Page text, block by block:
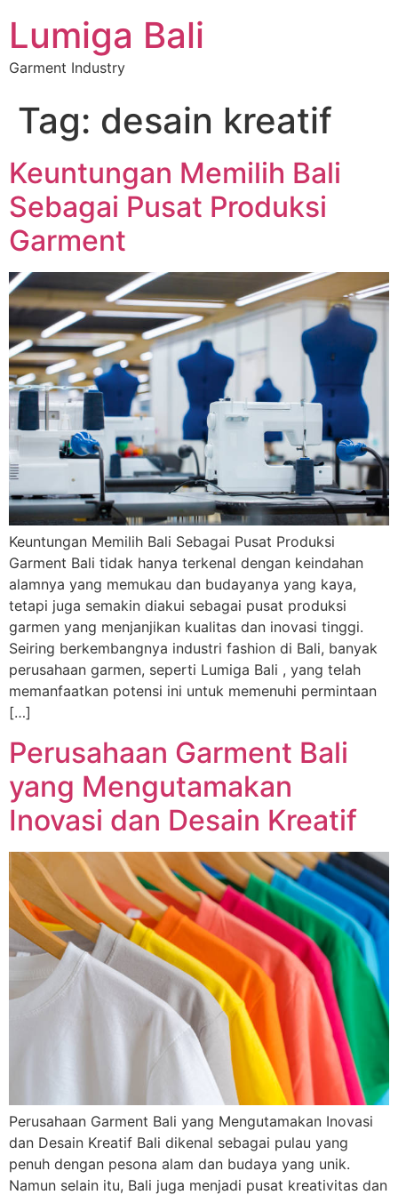
Lumiga Bali
Garment Industry
Tag: desain kreatif
Keuntungan Memilih Bali
Sebagai Pusat Produksi
Garment
Keuntungan Memilih Bali Sebagai Pusat Produksi
Garment Bali tidak hanya terkenal dengan keindahan
alamnya yang memukau dan budayanya yang kaya,
tetapi juga semakin diakui sebagai pusat produksi
garmen yang menjanjikan kualitas dan inovasi tinggi.
Seiring berkembangnya industri fashion di Bali, banyak
perusahaan garmen, seperti Lumiga Bali , yang telah
memanfaatkan potensi ini untuk memenuhi permintaan
[…]
Perusahaan Garment Bali
yang Mengutamakan
Inovasi dan Desain Kreatif
Perusahaan Garment Bali yang Mengutamakan Inovasi
dan Desain Kreatif Bali dikenal sebagai pulau yang
penuh dengan pesona alam dan budaya yang unik.
Namun selain itu, Bali juga menjadi pusat kreativitas dan